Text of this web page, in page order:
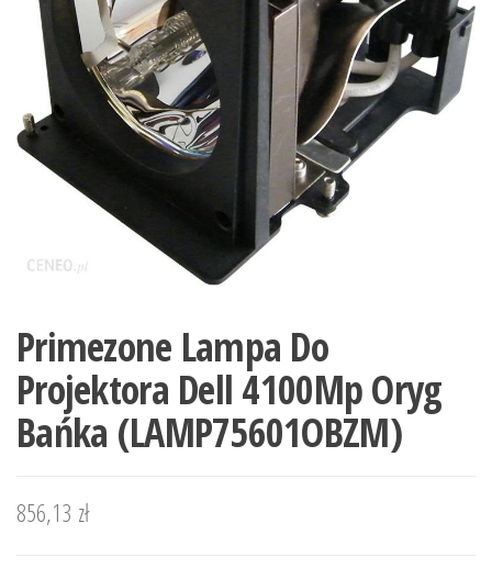
Primezone Lampa Do
Projektora Dell 4100Mp Oryg
Bańka (LAMP75601OBZM)
856,13 zł